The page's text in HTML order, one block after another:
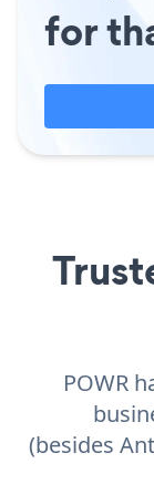
for
POWR
(besides